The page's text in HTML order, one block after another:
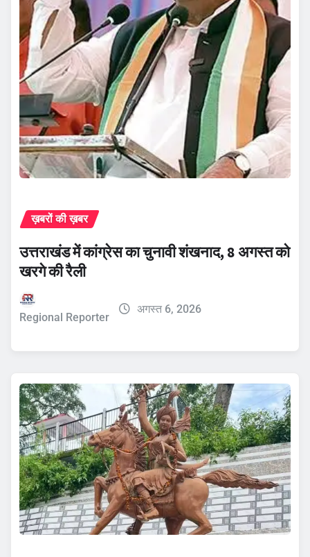
ख़बरों की ख़बर
उत्तराखंड में कांग्रेस का चुनावी शंखनाद, 8 अगस्त को
खरगे की रैली
Regional Reporter
अगस्त 6, 2026